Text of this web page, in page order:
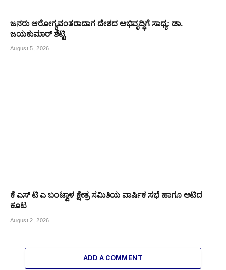
ಜನರು ಆರೋಗ್ಯವಂತರಾದಾಗ ದೇಶದ ಅಭಿವೃದ್ಧಿಗೆ ಸಾಧ್ಯ: ಡಾ.
ಜಯಕುಮಾರ್ ಶೆಟ್ಟಿ
August 5, 2026
ಕೆ ಎಸ್ ಟಿ ಎ ಬಂಟ್ವಾಳ ಕ್ಷೇತ್ರ ಸಮಿತಿಯ ವಾರ್ಷಿಕ ಸಭೆ ಹಾಗೂ ಆಟಿದ
ಕೂಟ
August 2, 2026
ADD A COMMENT